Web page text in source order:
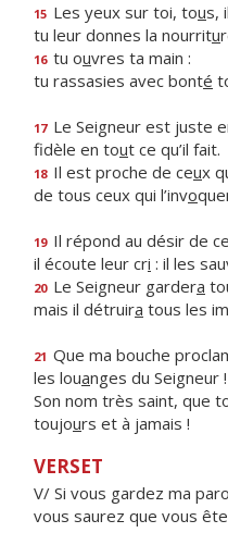
15 Les yeux sur toi, tous,
tu leur donnes la nourritu
16 tu ouvres ta main :
tu rassasies avec bonté
17 Le Seigneur est juste
fidèle en tout ce qu’il fait.
18 Il est proche de ceux
de tous ceux qui l’invo
19 Il répond au désir de ce
il écoute leur cri : il les
20 Le Seigneur gardera
mais il détruira tous les
21 Que ma bouche
les louanges du Seigneur
Son nom très saint, que
toujours et à jamais !
VERSET
V/ Si vous gardez ma
vous saurez que vous